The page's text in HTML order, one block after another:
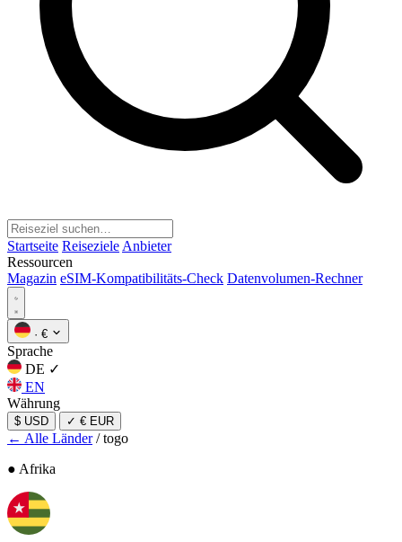
Startseite Reiseziele Anbieter
Ressourcen
Magazin eSIM-Kompatibilitäts-Check Datenvolumen-Rechner
· €
Sprache
DE ✓
EN
Währung
$ USD ✓ € EUR
← Alle Länder / togo
● Afrika